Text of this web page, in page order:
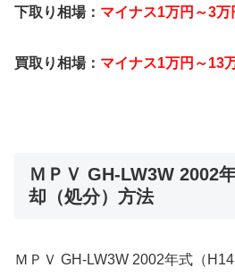
下取り相場： マイナス1万円～3万
買取り相場： マイナス1万円～13
ＭＰＶ GH-LW3W 2002
却（処分）方法
ＭＰＶ GH-LW3W 2002年式（